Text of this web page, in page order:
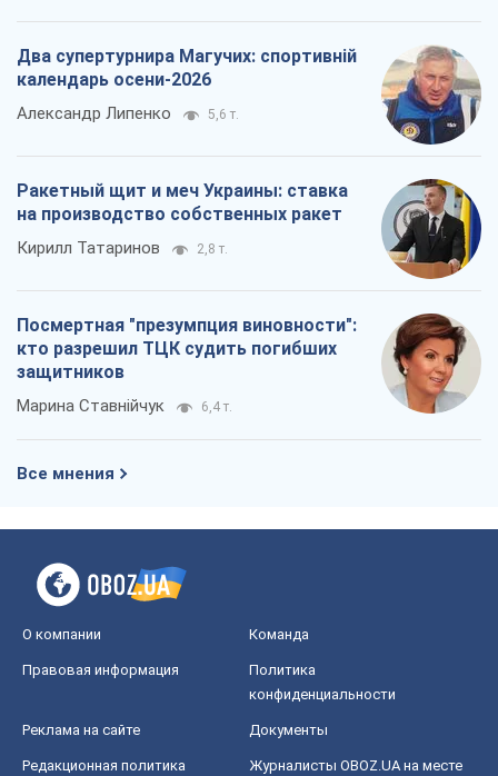
Два супертурнира Магучих: спортивній
календарь осени-2026
Александр Липенко 5,6 т.
Ракетный щит и меч Украины: ставка
на производство собственных ракет
Кирилл Татаринов 2,8 т.
Посмертная "презумпция виновности":
кто разрешил ТЦК судить погибших
защитников
Марина Ставнійчук 6,4 т.
Все мнения
О компании Команда
Правовая информация
Политика
конфиденциальности
Реклама на сайте Документы
Редакционная политика
Журналисты OBOZ.UA на месте